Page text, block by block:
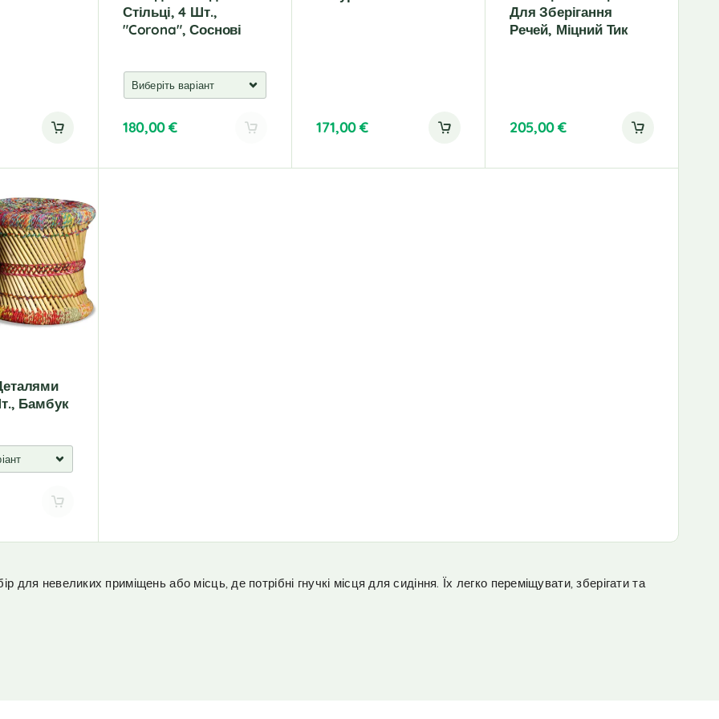
Стільці, 4 Шт.,
"Corona", Соснові
180,00€
l
171,00€
Для Зберігання
Речей, Міцний Тик
205,00€
Бамбук
для невеликих приміщень або місць, де потрібні гнучкі місця для сидіння. Їх легко переміщувати, зберігати та